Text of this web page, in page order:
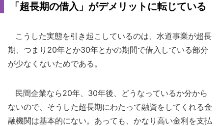
「超長期の借入」がデメリットに転じている
こうした実態を引き起こしているのは、水道事業が超長
期、つまり20年とか30年とかの期間で借入している部分
が少なくないためである。
民間企業なら20年、30年後、どうなっているか分から
ないので、そうした超長期にわたって融資をしてくれる金
融機関は基本的にない。あっても、かなり高い金利を支払